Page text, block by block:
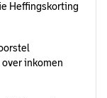
Heffingskorting
inkomen